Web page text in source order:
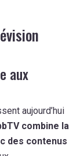
aux
aujourd’hui
combine la
des contenus